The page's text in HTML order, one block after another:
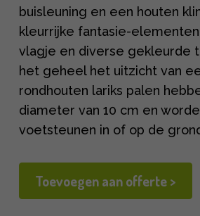
buisleuning en een houten
kleurrijke fantasie-
vlagje en diverse gekleurde
het geheel het uitzicht van
rondhouten lariks palen
diameter van 10 cm en
voetsteunen in of op de
Toevoegen aan offerte >